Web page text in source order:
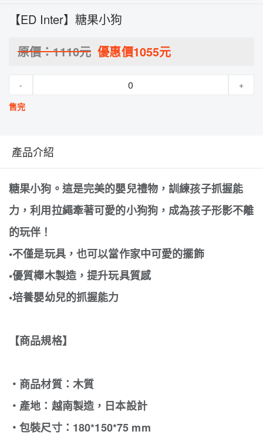
【ED Inter】糖果小狗
原價：1110元 優惠價1055元
-
+
售完
產品介紹
糖果小狗。這是完美的嬰兒禮物，訓練孩子抓握能
力，利用拉繩牽著可愛的小狗狗，成為孩子形影不離
的玩伴！
•不僅是玩具，也可以當作家中可愛的擺飾
•優質櫸木製造，提升玩具質感
•培養嬰幼兒的抓握能力
【商品規格】
‧商品材質：木質
‧產地：越南製造，日本設計
‧包裝尺寸：180*150*75 mm